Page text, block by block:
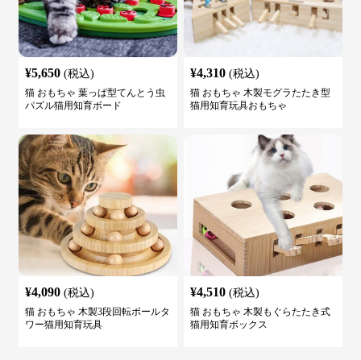
¥5,650 (税込)
猫 おもちゃ 葉っぱ型てんとう虫
パズル猫用知育ボード
¥4,310 (税込)
猫 おもちゃ 木製モグラたたき型
猫用知育玩具おもちゃ
¥4,090 (税込)
猫 おもちゃ 木製3段回転ボールタ
ワー猫用知育玩具
¥4,510 (税込)
猫 おもちゃ 木製もぐらたたき式
猫用知育ボックス